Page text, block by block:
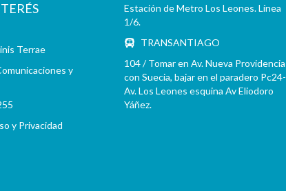
Terrae
y
y Privacidad
Estación de Metro Los Leones. Línea
1/6.
TRANSANTIAGO
104 / Tomar en Av. Nueva Providencia
con Suecia, bajar en el paradero Pc24-
Av. Los Leones esquina Av Eliodoro
Yáñez.